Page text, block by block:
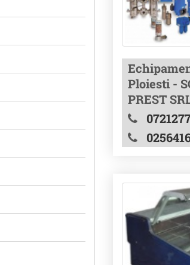
Ploiesti -
PREST